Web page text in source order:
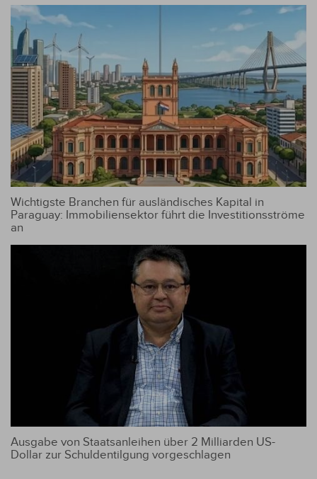
Wichtigste Branchen für ausländisches Kapital in
Paraguay: Immobiliensektor führt die Investitionsströme
an
Ausgabe von Staatsanleihen über 2 Milliarden US-
Dollar zur Schuldentilgung vorgeschlagen